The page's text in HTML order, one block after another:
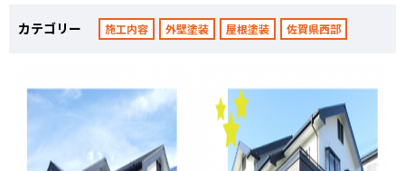
カテゴリー 施工内容 外壁塗装 屋根塗装 佐賀県西部